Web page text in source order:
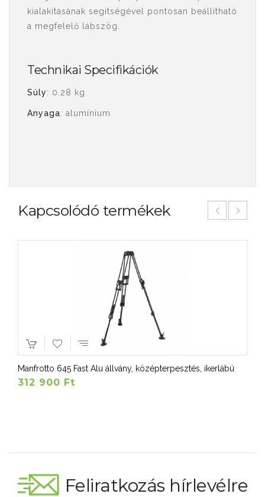
kialakításának segítségével pontosan beállítható
a megfelelő lábszög.
Technikai Specifikációk
Súly: 0.28 kg
Anyaga: alumínium
Kapcsolódó termékek
Manfrotto 645 Fast Alu állvány, középterpesztés, ikerlábú
312 900 Ft
Feliratkozás hírlevélre